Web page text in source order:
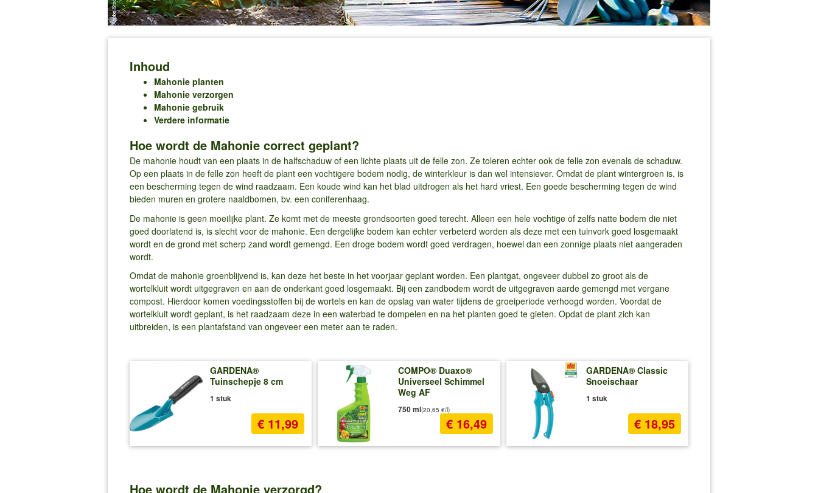
Inhoud
Mahonie planten
Mahonie verzorgen
Mahonie gebruik
Verdere informatie
Hoe wordt de Mahonie correct geplant?
De mahonie houdt van een plaats in de halfschaduw of een lichte plaats uit de felle zon. Ze toleren echter ook de felle zon evenals de schaduw.
Op een plaats in de felle zon heeft de plant een vochtigere bodem nodig, de winterkleur is dan wel intensiever. Omdat de plant wintergroen is, is
een bescherming tegen de wind raadzaam. Een koude wind kan het blad uitdrogen als het hard vriest. Een goede bescherming tegen de wind
bieden muren en grotere naaldbomen, bv. een coniferenhaag.
De mahonie is geen moeilijke plant. Ze komt met de meeste grondsoorten goed terecht. Alleen een hele vochtige of zelfs natte bodem die niet
goed doorlatend is, is slecht voor de mahonie. Een dergelijke bodem kan echter verbeterd worden als deze met een tuinvork goed losgemaakt
wordt en de grond met scherp zand wordt gemengd. Een droge bodem wordt goed verdragen, hoewel dan een zonnige plaats niet aangeraden
wordt.
Omdat de mahonie groenblijvend is, kan deze het beste in het voorjaar geplant worden. Een plantgat, ongeveer dubbel zo groot als de
wortelkluit wordt uitgegraven en aan de onderkant goed losgemaakt. Bij een zandbodem wordt de uitgegraven aarde gemengd met vergane
compost. Hierdoor komen voedingsstoffen bij de wortels en kan de opslag van water tijdens de groeiperiode verhoogd worden. Voordat de
wortelkluit wordt geplant, is het raadzaam deze in een waterbad te dompelen en na het planten goed te gieten. Opdat de plant zich kan
uitbreiden, is een plantafstand van ongeveer een meter aan te raden.
GARDENA®
Tuinschepje 8 cm
1 stuk
€ 11,99
COMPO® Duaxo®
Universeel Schimmel
Weg AF
750 ml
€ 16,49
(20,65 €/l)
GARDENA® Classic
Snoeischaar
1 stuk
€ 18,95
Hoe wordt de Mahonie verzorgd?